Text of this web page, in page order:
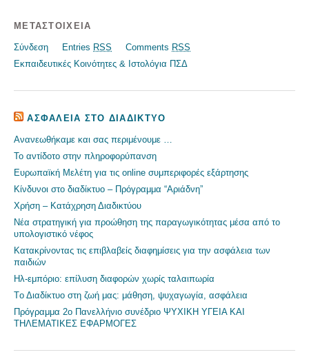
ΜΕΤΑΣΤΟΙΧΕΊΑ
Σύνδεση Entries RSS Comments RSS
Εκπαιδευτικές Κοινότητες & Ιστολόγια ΠΣΔ
ΑΣΦΆΛΕΙΑ ΣΤΟ ΔΙΑΔΊΚΤΥΟ
Ανανεωθήκαμε και σας περιμένουμε …
Το αντίδοτο στην πληροφορύπανση
Ευρωπαϊκή Μελέτη για τις online συμπεριφορές εξάρτησης
Κίνδυνοι στο διαδίκτυο – Πρόγραμμα “Αριάδνη”
Χρήση – Κατάχρηση Διαδικτύου
Nέα στρατηγική για προώθηση της παραγωγικότητας μέσα από το
υπολογιστικό νέφος
Κατακρίνοντας τις επιβλαβείς διαφημίσεις για την ασφάλεια των
παιδιών
Ηλ-εμπόριο: επίλυση διαφορών χωρίς ταλαιπωρία
Tο Διαδίκτυο στη ζωή μας: μάθηση, ψυχαγωγία, ασφάλεια
Πρόγραμμα 2o Πανελλήνιο συνέδριο ΨΥΧΙΚΗ ΥΓΕΙΑ ΚΑΙ
ΤΗΛΕΜΑΤΙΚΕΣ ΕΦΑΡΜΟΓΕΣ